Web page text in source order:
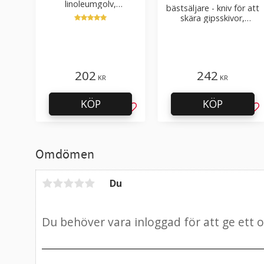
Omdömen
Du
linoleumgolv,
plastmattor – med
hölster
202 KR
Lägg till i favoriter
KÖP
bästsäljare - kniv för att
skära gipsskivor,
242 KR
KÖP